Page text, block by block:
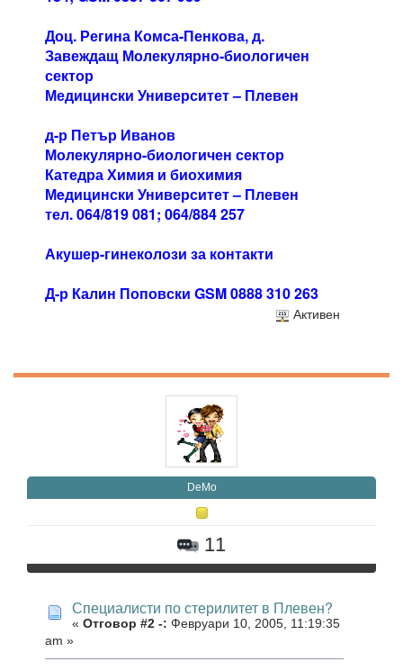
Доц. Регина Комса-Пенкова, д.
Завеждащ Молекулярно-биологичен
сектор
Медицински Университет – Плевен
д-р Петър Иванов
Молекулярно-биологичен сектор
Катедра Химия и биохимия
Мeдицински Университет – Плевен
тел. 064/819 081; 064/884 257
Акушер-гинеколози за контакти
Д-р Калин Поповски GSM 0888 310 263
Активен
DeMo
11
Специалисти по стерилитет в Плевен?
« Отговор #2 -: Февруари 10, 2005, 11:19:35
am »